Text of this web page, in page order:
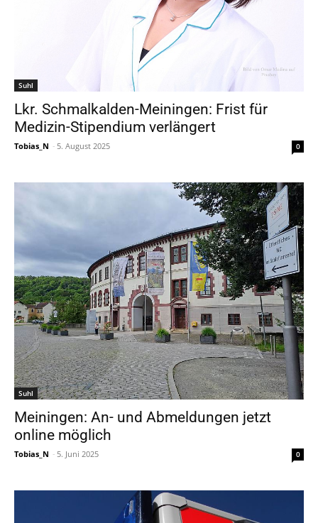
Suhl
Lkr. Schmalkalden-Meiningen: Frist für
Medizin-Stipendium verlängert
Tobias_N - 5. August 2025 0
Suhl
Meiningen: An- und Abmeldungen jetzt
online möglich
Tobias_N - 5. Juni 2025 0